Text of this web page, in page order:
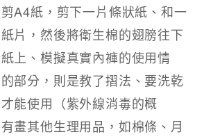
A4紙，剪下一片條狀紙、和一
片，然後將衛生棉的翅膀往下
上、模擬真實內褲的使用情
部分，則是教了摺法、要洗乾
能使用（紫外線消毒的概
畫其他生理用品，如棉條、月